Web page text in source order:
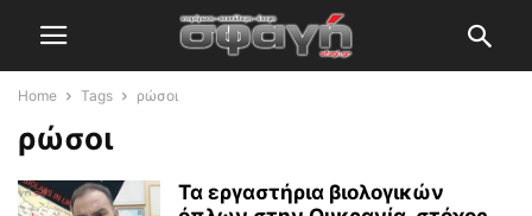
Home Tags ρώσοι
ρώσοι
Τα εργαστήρια βιολογικών